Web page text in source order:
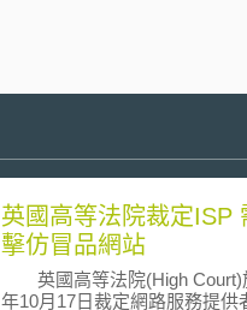
英國高等法院裁定ISP
擊仿冒品網站
英國高等法院(High Court)
年10月17日裁定網路服務提供